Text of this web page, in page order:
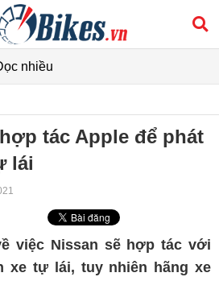
nhiều
tác Apple để phát
lái
việc Nissan sẽ hợp tác với
xe tự lái, tuy nhiên hãng xe